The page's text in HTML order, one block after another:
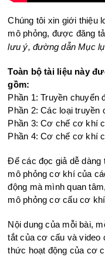
Chúng tôi xin giới thiệu
mô phỏng, được đăng
lưu ý, đường dẫn Mục
Toàn bộ tài liệu này
gồm:
Phần 1: Truyền chuyển
Phần 2: Các loại truyền
Phần 3: Cơ chế cơ khí
Phần 4: Cơ chế cơ khí
Để các đọc giả dễ dàng
mô phỏng cơ khí của
động mà mình quan
mô phỏng cơ cấu cơ
Nội dung của mỗi bài,
tắt của cơ cấu và video
thức hoạt động của cơ